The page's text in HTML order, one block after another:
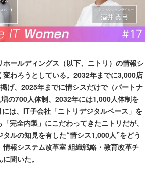
ールディングス（以下、ニトリ）の情報シ
変わろうとしている。2032年までに3,000店
げ、2025年までに情シスだけで（パートナ
の700人体制、2032年には1,000人体制を
は、IT子会社「ニトリデジタルベース」を
完全内製」にこだわってきたニトリだが、
ルの知見を有した“情シス1,000人”をどう
報システム改革室 組織戦略・教育改革チ
聞いた。